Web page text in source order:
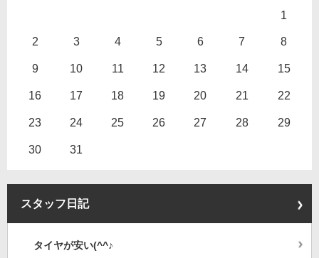
1
2 3 4 5 6 7 8
9 10 11 12 13 14 15
16 17 18 19 20 21 22
23 24 25 26 27 28 29
30 31
スタッフ日記
タイヤが安い(^^♪